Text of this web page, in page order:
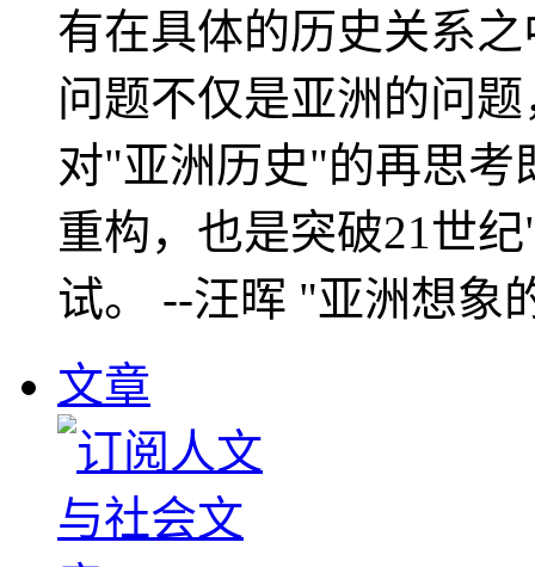
有在具体的历史关系
问题不仅是亚洲的问
对"亚洲历史"的再思考
重构，也是突破21世
试。 --汪晖 "亚洲想象
文章